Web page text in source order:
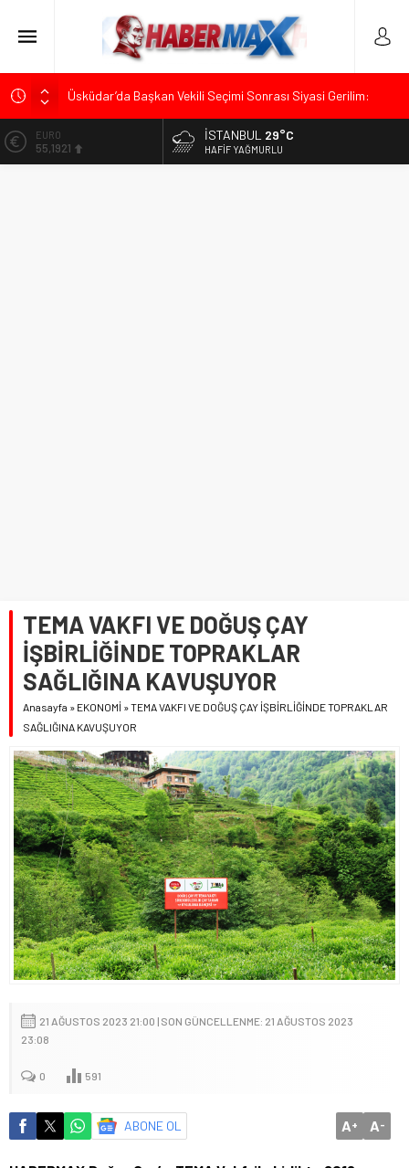
Üsküdar’da Başkan Vekili Seçimi Sonrası Siyasi Gerilim:
Muharrem İnce’den Mehmet Şimşek’e Sert Tepki: “Düşün Bu
ALTIN
6.659,09
İSTANBUL 29°C
HAFIF YAĞMURLU
TEMA VAKFI VE DOĞUŞ ÇAY
İŞBİRLİĞİNDE TOPRAKLAR
SAĞLIĞINA KAVUŞUYOR
Anasayfa » EKONOMİ »TEMA VAKFI VE DOĞUŞ ÇAY İŞBİRLİĞİNDE TOPRAKLAR
SAĞLIĞINA KAVUŞUYOR
21 AĞUSTOS 2023 21:00 | SON GÜNCELLENME: 21 AĞUSTOS 2023
23:08
0 591
ABONE OL A+ A-